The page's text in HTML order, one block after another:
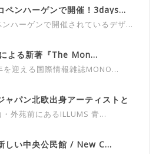
ペンハーゲンで開催！3days...
ハーゲンで開催されているデザ...
よる新著『The Mon...
を迎える国際情報雑誌MONO...
ャパン北欧出身アーティストと
外苑前にあるILLUMS 青...
しい中央公民館 / New C...